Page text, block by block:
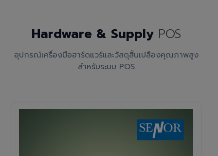
Hardware & Supply POS
อุปกรณ์เครื่องมือฮาร์ดแวร์และวัสดุสิ้นเปลืองคุณภาพสูง
สำหรับระบบ POS